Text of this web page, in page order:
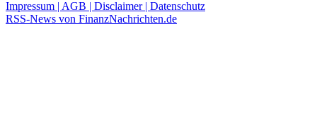
Impressum | AGB | Disclaimer | Datenschutz
RSS-News von FinanzNachrichten.de